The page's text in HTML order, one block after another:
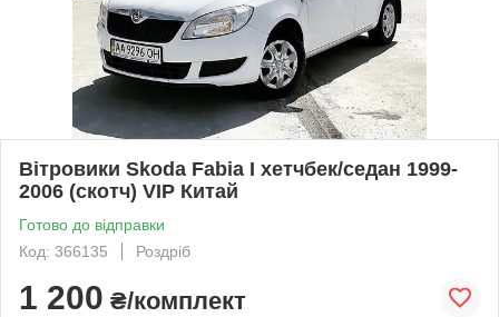
Вітровики Skoda Fabia I хетчбек/седан 1999-
2006 (скотч) VIP Китай
Готово до відправки
Код: 366135
Роздріб
1 200 ₴/комплект